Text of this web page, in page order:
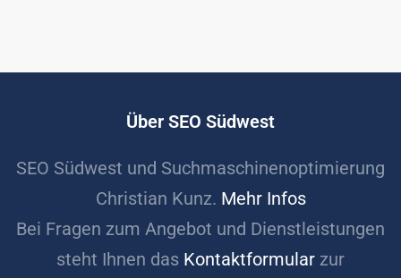
Über SEO Südwest
SEO Südwest und Suchmaschinenoptimierung
Christian Kunz. Mehr Infos
Bei Fragen zum Angebot und Dienstleistungen
steht Ihnen das Kontaktformular zur